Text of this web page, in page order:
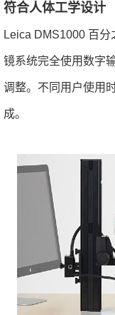
符合人体工学设计
Leica DMS1000 百
镜系统完全使用数字
调整。不同用户使用
成。